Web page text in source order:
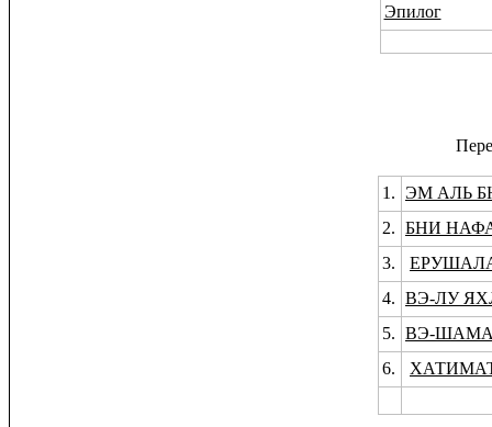
Эпилог
1. ЭМ АЛЬ
2. БНИ
3.
4. ВЭ-ЛУ
5. ВЭ-
6.